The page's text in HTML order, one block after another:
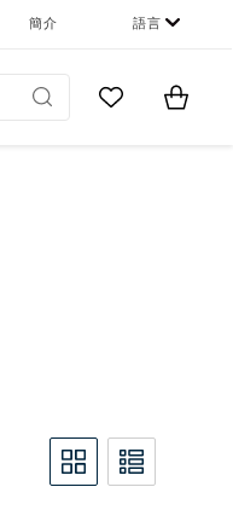
簡介 語言
Go to MyItems